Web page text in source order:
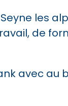
les
de
avec au